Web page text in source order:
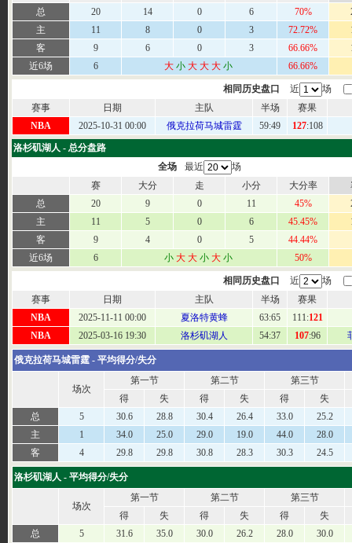
总 20 14 0 6 70%
主
11 8 0 3 72.72%
客
9 6 0 3 66.66%
近6场
6 大 小 大 大 大 小 66.66%
相同历史盘口 近
场
赛事
日期 主队 半场
赛果
NBA
2025-10-31 00:00 俄克拉荷马城雷霆 59:49 127:108
洛杉矶湖人 - 总分盘路
全场
最近
场
赛
大分 走 小分 大分率
总
20 9 0 11 45%
主
11 5 0 6 45.45%
客
9 4 0 5
44.44%
近6场
6 小 大 大 小 大 小 50%
相同历史盘口 近
场
赛事
日期 主队 半场
赛果
NBA
2025-11-11 00:00 夏洛特黄蜂 63:65 111:121
NBA
2025-03-16 19:30 洛杉矶湖人 54:37 107:96
俄克拉荷马城雷霆 - 平均得分/失分
场次
第一节 第二节
第三节
得
失 得 失 得
失
总
5 30.6 28.8 30.4 26.4 33.0
25.2
主
1 34.0 25.0 29.0 19.0 44.0
28.0
客
4 29.8 29.8 30.8 28.3 30.3 24.5
洛杉矶湖人 - 平均得分/失分
场次
第一节 第二节
第三节
得
失 得 失 得
失
总
5 31.6 35.0 30.0 26.2 28.0
30.0